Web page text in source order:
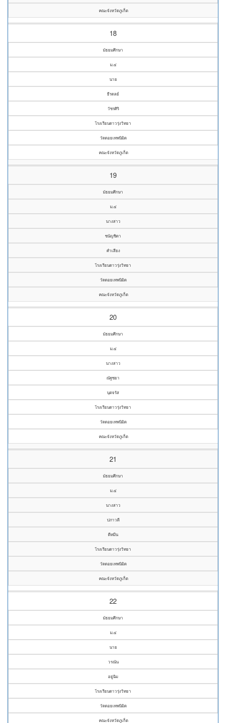
คณะจังหวัดภูเก็ต
18
มัธยมศึกษา
ม.๔
นาย
ธีรดลย์
วัชรศิริ
โรงเรียนดาวรุ่งวิทยา
วัดดอยเทพนิมิต
คณะจังหวัดภูเก็ต
19
มัธยมศึกษา
ม.๔
นางสาว
ชนัญชิดา
คำเสียง
โรงเรียนดาวรุ่งวิทยา
วัดดอยเทพนิมิต
คณะจังหวัดภูเก็ต
20
มัธยมศึกษา
ม.๔
นางสาว
ณัฐชยา
นุตจรัส
โรงเรียนดาวรุ่งวิทยา
วัดดอยเทพนิมิต
คณะจังหวัดภูเก็ต
21
มัธยมศึกษา
ม.๔
นางสาว
ปภาวดี
ดีหมีน
โรงเรียนดาวรุ่งวิทยา
วัดดอยเทพนิมิต
คณะจังหวัดภูเก็ต
22
มัธยมศึกษา
ม.๔
นาย
วรณัน
อยู่ฉิม
โรงเรียนดาวรุ่งวิทยา
วัดดอยเทพนิมิต
คณะจังหวัดภูเก็ต